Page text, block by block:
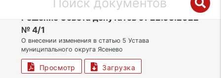
ЮЗАО | Муниципальный округ Ясенево
Решение Совета депутатов от 22.03.2022
№ 4/1
О внесении изменения в статью 5 Устава
муниципального округа Ясенево
Просмотр Загрузка